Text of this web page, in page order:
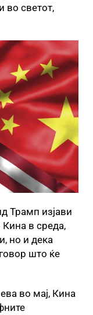
во светот,
Трамп изјави
в среда,
но и дека
што ќе
во мај, Кина